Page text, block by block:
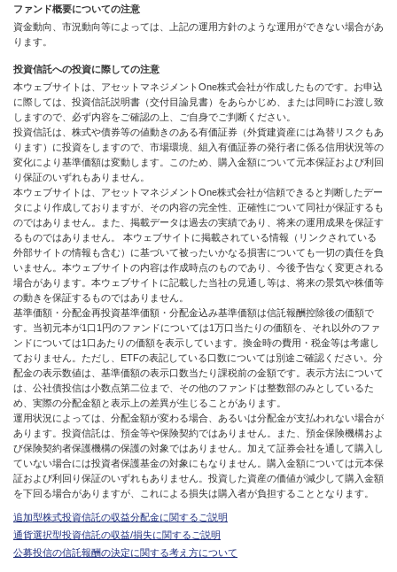
ファンド概要についての注意
資金動向、市況動向等によっては、上記の運用方針のような運用ができない場合があ
ります。
投資信託への投資に際しての注意
本ウェブサイトは、アセットマネジメントOne株式会社が作成したものです。お申込
に際しては、投資信託説明書（交付目論見書）をあらかじめ、または同時にお渡し致
しますので、必ず内容をご確認の上、ご自身でご判断ください。
投資信託は、株式や債券等の値動きのある有価証券（外貨建資産には為替リスクもあ
ります）に投資をしますので、市場環境、組入有価証券の発行者に係る信用状況等の
変化により基準価額は変動します。このため、購入金額について元本保証および利回
り保証のいずれもありません。
本ウェブサイトは、アセットマネジメントOne株式会社が信頼できると判断したデー
タにより作成しておりますが、その内容の完全性、正確性について同社が保証するも
のではありません。また、掲載データは過去の実績であり、将来の運用成果を保証す
るものではありません。 本ウェブサイトに掲載されている情報（リンクされている
外部サイトの情報も含む）に基づいて被ったいかなる損害についても一切の責任を負
いません。本ウェブサイトの内容は作成時点のものであり、今後予告なく変更される
場合があります。本ウェブサイトに記載した当社の見通し等は、将来の景気や株価等
の動きを保証するものではありません。
基準価額・分配金再投資基準価額・分配金込み基準価額は信託報酬控除後の価額で
す。当初元本が1口1円のファンドについては1万口当たりの価額を、それ以外のファ
ンドについては1口あたりの価額を表示しています。換金時の費用・税金等は考慮し
ておりません。ただし、ETFの表記している口数については別途ご確認ください。分
配金の表示数値は、基準価額の表示口数当たり課税前の金額です。表示方法について
は、公社債投信は小数点第二位まで、その他のファンドは整数部のみとしているた
め、実際の分配金額と表示上の差異が生じることがあります。
運用状況によっては、分配金額が変わる場合、あるいは分配金が支払われない場合が
あります。投資信託は、預金等や保険契約ではありません。また、預金保険機構およ
び保険契約者保護機構の保護の対象ではありません。加えて証券会社を通して購入し
ていない場合には投資者保護基金の対象にもなりません。購入金額については元本保
証および利回り保証のいずれもありません。投資した資産の価値が減少して購入金額
を下回る場合がありますが、これによる損失は購入者が負担することとなります。
追加型株式投資信託の収益分配金に関するご説明
通貨選択型投資信託の収益/損失に関するご説明
公募投信の信託報酬の決定に関する考え方について